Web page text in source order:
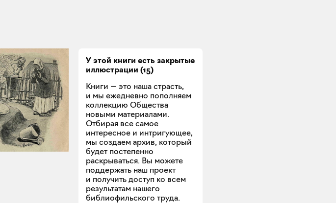
У этой книги есть закрытые
иллюстрации (15)
Книги — это наша страсть,
и мы ежедневно пополняем
коллекцию Общества
новыми материалами.
Отбирая все самое
интересное и интригующее,
мы создаем архив, который
будет постепенно
раскрываться. Вы можете
поддержать наш проект
и получить доступ ко всем
результатам нашего
библиофильского труда.